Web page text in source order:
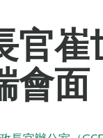
官
會面